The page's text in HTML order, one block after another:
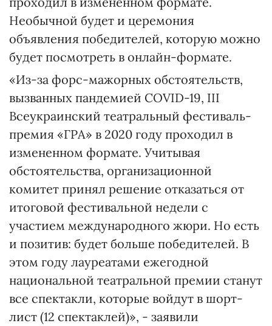
Необычной будет и церемония
объявления победителей, которую можно
будет посмотреть в онлайн-формате.
«Из-за форс-мажорных обстоятельств,
вызванных пандемией COVID-19, III
Всеукраинский театральный фестиваль-
премия «ГРА» в 2020 году проходил в
измененном формате. Учитывая
обстоятельства, организационной
комитет принял решение отказаться от
итоговой фестивальной недели с
участием международного жюри. Но есть
и позитив: будет больше победителей. В
этом году лауреатами ежегодной
национальной театральной премии станут
все спектакли, которые войдут в шорт-
лист (12 спектаклей)», - заявили